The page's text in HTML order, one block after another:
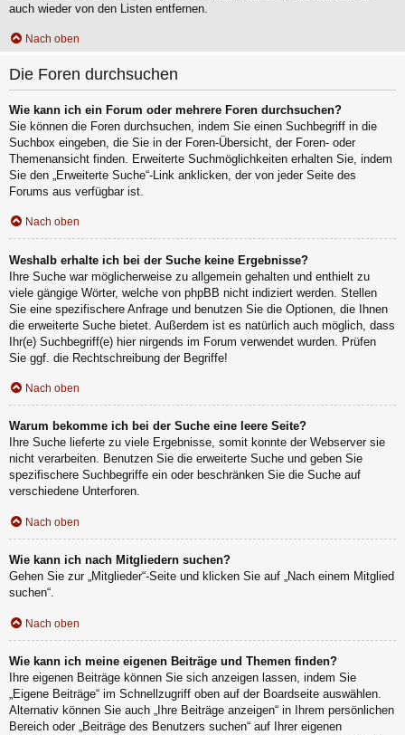
auch wieder von den Listen entfernen.
Nach oben
Die Foren durchsuchen
Wie kann ich ein Forum oder mehrere Foren durchsuchen?
Sie können die Foren durchsuchen, indem Sie einen Suchbegriff in die
Suchbox eingeben, die Sie in der Foren-Übersicht, der Foren- oder
Themenansicht finden. Erweiterte Suchmöglichkeiten erhalten Sie, indem
Sie den „Erweiterte Suche“-Link anklicken, der von jeder Seite des
Forums aus verfügbar ist.
Nach oben
Weshalb erhalte ich bei der Suche keine Ergebnisse?
Ihre Suche war möglicherweise zu allgemein gehalten und enthielt zu
viele gängige Wörter, welche von phpBB nicht indiziert werden. Stellen
Sie eine spezifischere Anfrage und benutzen Sie die Optionen, die Ihnen
die erweiterte Suche bietet. Außerdem ist es natürlich auch möglich, dass
Ihr(e) Suchbegriff(e) hier nirgends im Forum verwendet wurden. Prüfen
Sie ggf. die Rechtschreibung der Begriffe!
Nach oben
Warum bekomme ich bei der Suche eine leere Seite?
Ihre Suche lieferte zu viele Ergebnisse, somit konnte der Webserver sie
nicht verarbeiten. Benutzen Sie die erweiterte Suche und geben Sie
spezifischere Suchbegriffe ein oder beschränken Sie die Suche auf
verschiedene Unterforen.
Nach oben
Wie kann ich nach Mitgliedern suchen?
Gehen Sie zur „Mitglieder“-Seite und klicken Sie auf „Nach einem Mitglied
suchen“.
Nach oben
Wie kann ich meine eigenen Beiträge und Themen finden?
Ihre eigenen Beiträge können Sie sich anzeigen lassen, indem Sie
„Eigene Beiträge“ im Schnellzugriff oben auf der Boardseite auswählen.
Alternativ können Sie auch „Ihre Beiträge anzeigen“ in Ihrem persönlichen
Bereich oder „Beiträge des Benutzers suchen“ auf Ihrer eigenen